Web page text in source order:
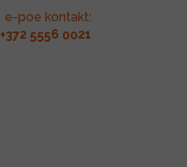
e-poe kontakt:
+372 5556 0021